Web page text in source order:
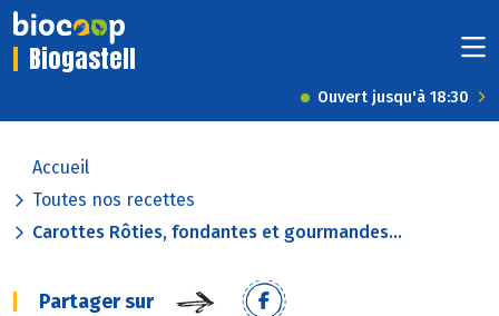
Biogastell
Ouvert jusqu'à 18:30
Accueil
Toutes nos recettes
Carottes Rôties, fondantes et gourmandes...
Partager sur